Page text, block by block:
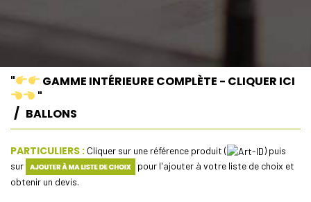
"
GAMME INTÉRIEURE COMPLÈTE - CLIQUER ICI
"
BALLONS
PARTICULIERS : Cliquer sur une référence produit (
) puis
sur
pour l'ajouter à votre liste de choix et
obtenir un devis.